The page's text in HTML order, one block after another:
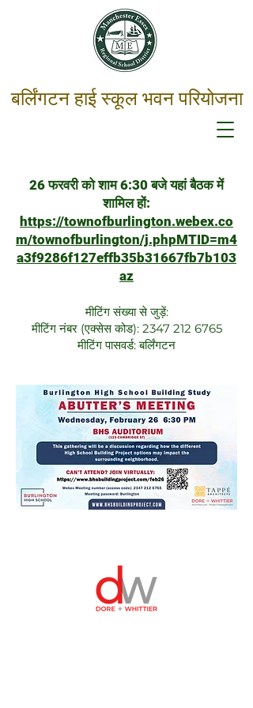
बर्लिंगटन हाई स्कूल भवन परियोजना
26 फरवरी को शाम 6:30 बजे यहां बैठक में
शामिल हों:
https://townofburlington.webex.co
m/townofburlington/j.phpMTID=m4
a3f9286f127effb35b31667fb7b103
az
मीटिंग संख्या से जुड़ें:
मीटिंग नंबर (एक्सेस कोड): 2347 212 6765
मीटिंग पासवर्ड: बर्लिंगटन